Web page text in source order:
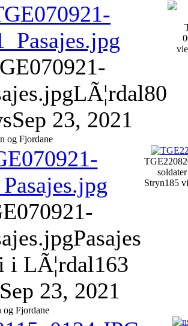
LÃ¦rdal80
Sep 23, 2021
og Fjordane
Pasajes
i LÃ¦rdal163
Sep 23, 2021
Stryn185
og Fjordane